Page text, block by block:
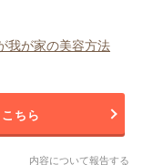
我が家の美容方法
ちら
内容について報告する